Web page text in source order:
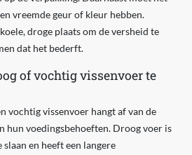
vreemde geur of kleur hebben.
droge plaats om de versheid te
dat het bederft.
of vochtig vissenvoer te
vochtig vissenvoer hangt af van de
hun voedingsbehoeften. Droog voer is
en heeft een langere